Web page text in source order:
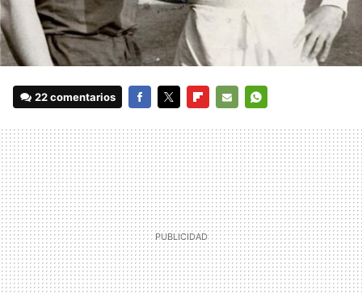
22 comentarios
MAIL